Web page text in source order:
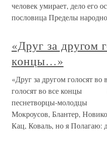
человек умирает, дело его
пословица Пределы
«Друг за другом
концы…»
«Друг за другом голосят
голосят во все концы В
песнетворцы-молодцы
Мокроусов, Блантер,
Кац, Коваль, но я Полагаю: